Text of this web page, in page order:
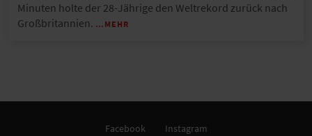
Minuten holte der 28-Jährige den Weltrekord zurück nach
Großbritannien. …MEHR
Facebook
Instagram